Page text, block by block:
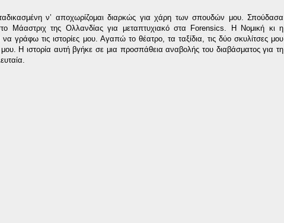
ν’ αποχωρίζομαι διαρκώς για χάρη των σπουδών μου. Σπούδασα
Μάαστριχ της Ολλανδίας για μεταπτυχιακό στα Forensics. Η Νομική κι η
γράφω τις ιστορίες μου. Αγαπώ το θέατρο, τα ταξίδια, τις δύο σκυλίτσες μου
μου. Η ιστορία αυτή βγήκε σε μια προσπάθεια αναβολής του διαβάσματος για τη